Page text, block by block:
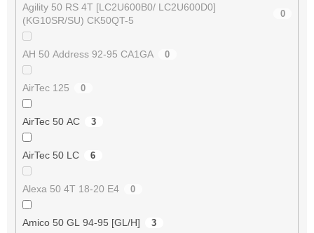
Agility 50 RS 4T [LC2U600B0/ LC2U600D0]
(KG10SR/SU) CK50QT-5
0
AH 50 Address 92-95 CA1GA 0
AirTec 125 0
AirTec 50 AC 3
AirTec 50 LC 6
Alexa 50 4T 18-20 E4 0
Amico 50 GL 94-95 [GL/H] 3